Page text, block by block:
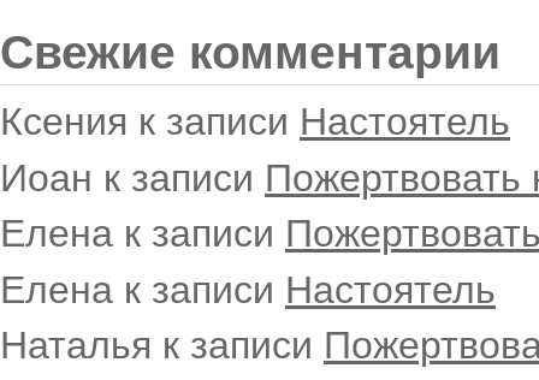
Свежие комментарии
Ксения к записи Настоятель
Иоан к записи Пожертвовать
Елена к записи
Елена к записи Настоятель
Наталья к записи